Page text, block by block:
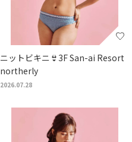
ニットビキニ👙3F San-ai Resort
northerly
2026.07.28